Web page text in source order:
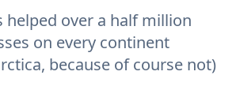
helped over a half million
on every continent
because of course not)